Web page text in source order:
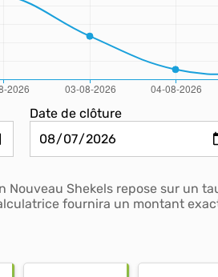
Date de clôture
Nouveau Shekels repose sur un
fournira un montant